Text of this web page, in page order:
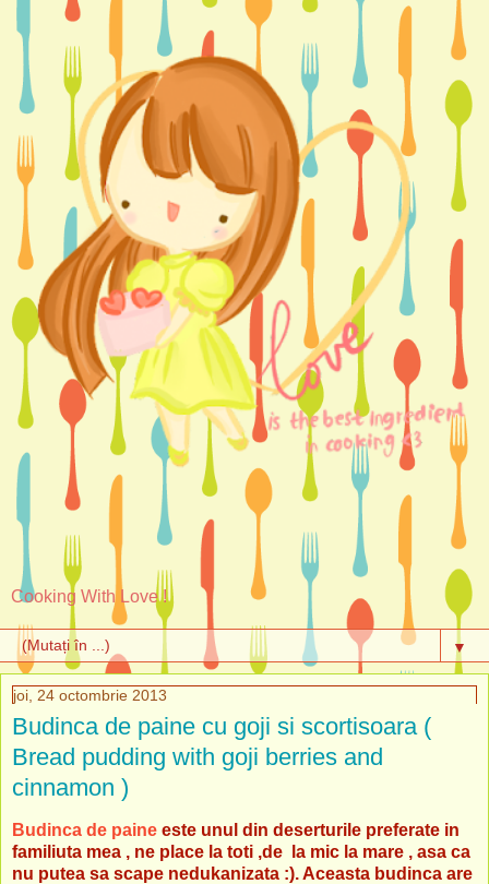
Cooking With Love !
▼
joi, 24 octombrie 2013
Budinca de paine cu goji si scortisoara (
Bread pudding with goji berries and
cinnamon )
Budinca de paine este unul din deserturile preferate in
familiuta mea , ne place la toti ,de la mic la mare , asa ca
nu putea sa scape nedukanizata :). Aceasta budinca are